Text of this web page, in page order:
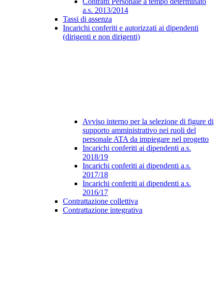
a.s. 2013/2014
Tassi di assenza
Incarichi conferiti e autorizzati ai dipendenti
(dirigenti e non dirigenti)
Avviso interno per la selezione di figure di
supporto amministrativo nei ruoli del
personale ATA da impiegare nel progetto
Incarichi conferiti ai dipendenti a.s.
2018/19
Incarichi conferiti ai dipendenti a.s.
2017/18
Incarichi conferiti ai dipendenti a.s.
2016/17
Contrattazione collettiva
Contrattazione integrativa